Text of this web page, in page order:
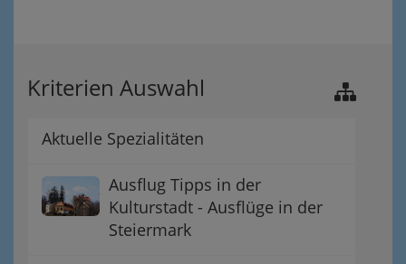
Kriterien Auswahl
Aktuelle Spezialitäten
Ausflug Tipps in der
Kulturstadt - Ausflüge in der
Steiermark